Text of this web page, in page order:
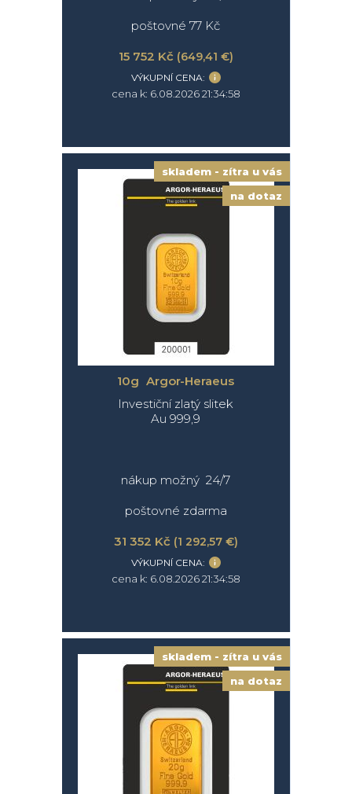
poštovné 77 Kč
15 752 Kč (649,41 €)
VÝKUPNÍ CENA:
cena k: 6.08.2026 21:34:58
skladem - zítra u vás
na dotaz
10g Argor-Heraeus
Investiční zlatý slitek
Au 999,9
nákup možný 24/7
poštovné zdarma
31 352 Kč (1 292,57 €)
VÝKUPNÍ CENA:
cena k: 6.08.2026 21:34:58
skladem - zítra u vás
na dotaz